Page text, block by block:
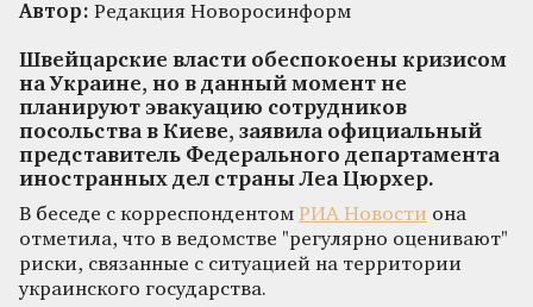
Автор: Редакция Новоросинформ
Швейцарские власти обеспокоены кризисом
на Украине, но в данный момент не
планируют эвакуацию сотрудников
посольства в Киеве, заявила официальный
представитель Федерального департамента
иностранных дел страны Леа Цюрхер.
В беседе с корреспондентом РИА Новости она
отметила, что в ведомстве "регулярно оценивают"
риски, связанные с ситуацией на территории
украинского государства.